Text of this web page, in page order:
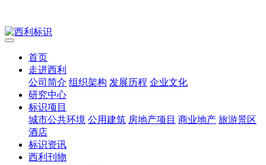
首页
走进西利
公司简介 组织架构 发展历程 企业文化
研究中心
标识项目
城市公共环境 公用建筑 房地产项目 商业地产 旅游景区
酒店
标识资讯
西利刊物